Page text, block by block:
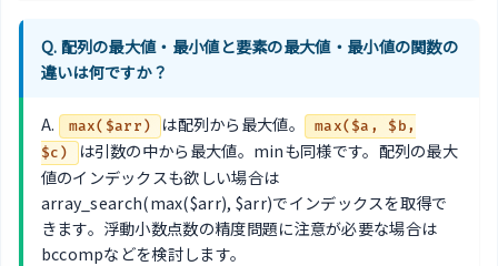
Q. 配列の最大値・最小値と要素の最大値・最小値の関数の
違いは何ですか？
A. max($arr) は配列から最大値。
max($a, $b,
$c)
は引数の中から最大値。minも同様です。配列の最大
値のインデックスも欲しい場合は
array_search(max($arr), $arr)でインデックスを取得で
きます。浮動小数点数の精度問題に注意が必要な場合は
bccompなどを検討します。